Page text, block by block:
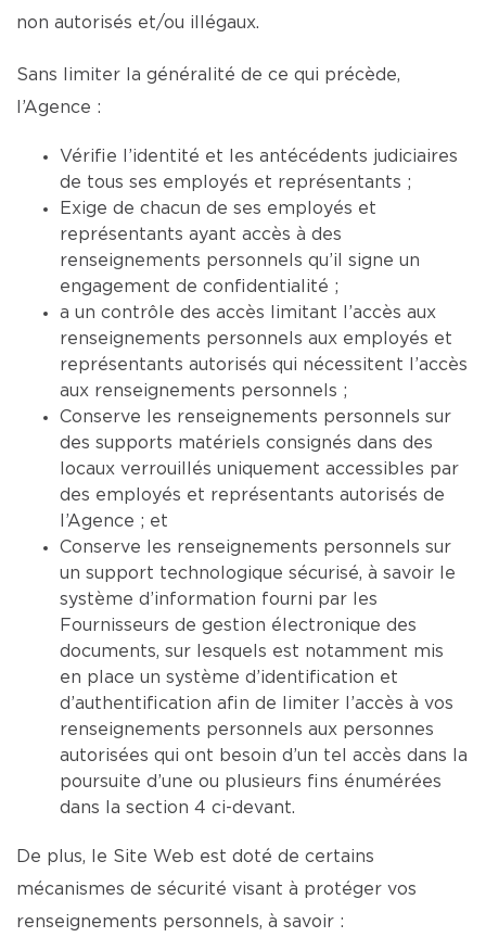
non autorisés et/ou illégaux.
Sans limiter la généralité de ce qui précède,
l’Agence :
Vérifie l’identité et les antécédents judiciaires
de tous ses employés et représentants ;
Exige de chacun de ses employés et
représentants ayant accès à des
renseignements personnels qu’il signe un
engagement de confidentialité ;
a un contrôle des accès limitant l’accès aux
renseignements personnels aux employés et
représentants autorisés qui nécessitent l’accès
aux renseignements personnels ;
Conserve les renseignements personnels sur
des supports matériels consignés dans des
locaux verrouillés uniquement accessibles par
des employés et représentants autorisés de
l’Agence ; et
Conserve les renseignements personnels sur
un support technologique sécurisé, à savoir le
système d’information fourni par les
Fournisseurs de gestion électronique des
documents, sur lesquels est notamment mis
en place un système d’identification et
d’authentification afin de limiter l’accès à vos
renseignements personnels aux personnes
autorisées qui ont besoin d’un tel accès dans la
poursuite d’une ou plusieurs fins énumérées
dans la section 4 ci-devant.
De plus, le Site Web est doté de certains
mécanismes de sécurité visant à protéger vos
renseignements personnels, à savoir :